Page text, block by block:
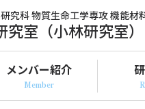
究科物質生命工学専攻 機能材
室（小林研究室）
メンバー紹介